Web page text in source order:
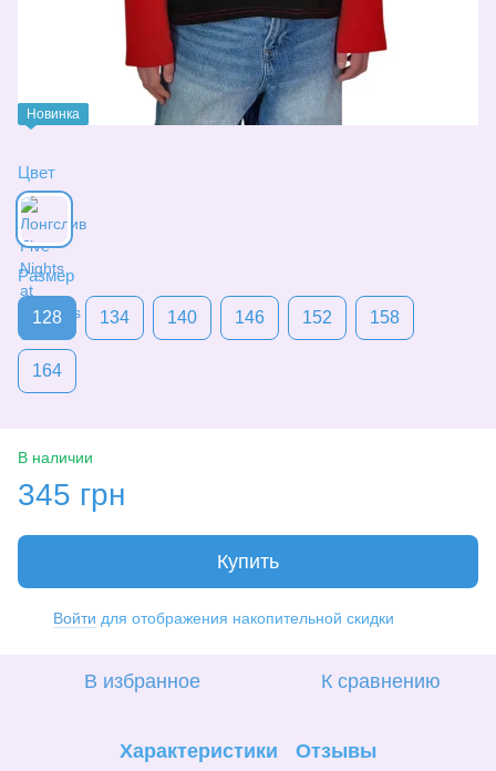
Новинка
Цвет
Размер
128 134 140 146 152 158
164
В наличии
345 грн
Купить
Войти для отображения накопительной скидки
В избранное К сравнению
Характеристики Отзывы